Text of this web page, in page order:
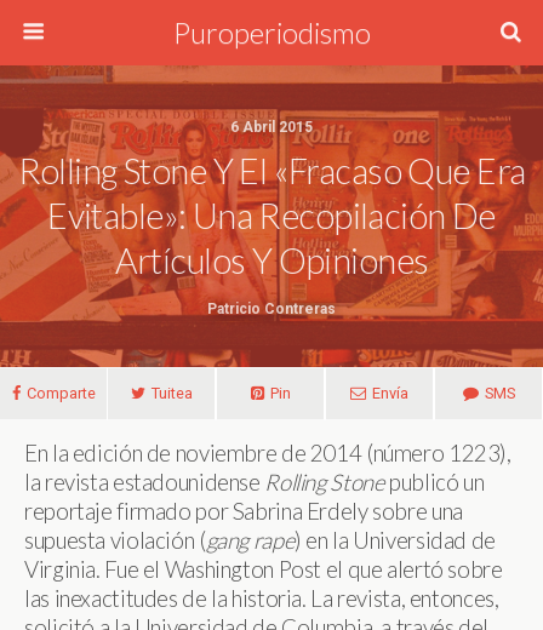
Puroperiodismo
6 Abril 2015
Rolling Stone Y El «fracaso Que Era
Evitable»: Una Recopilación De
Artículos Y Opiniones
Patricio Contreras
Comparte Tuitea Pin Envía SMS
En la edición de noviembre de 2014 (número 1223),
la revista estadounidense Rolling Stonepublicó un
reportaje firmado por Sabrina Erdely sobre una
supuesta violación (gang rape) en la Universidad de
Virginia. Fue el Washington Post el que alertó sobre
las inexactitudes de la historia. La revista, entonces,